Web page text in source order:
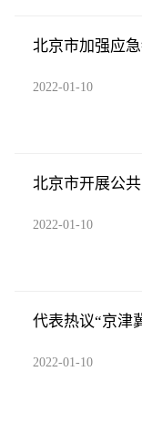
北京市加强应
2022-01-10
北京市开展公
2022-01-10
代表热议“京津
2022-01-10